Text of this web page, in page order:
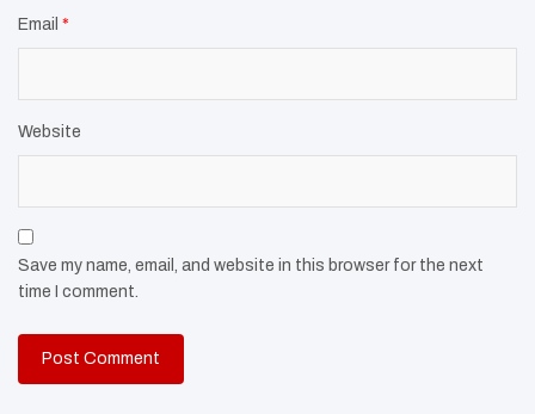
Email *
Website
Save my name, email, and website in this browser for the next
time I comment.